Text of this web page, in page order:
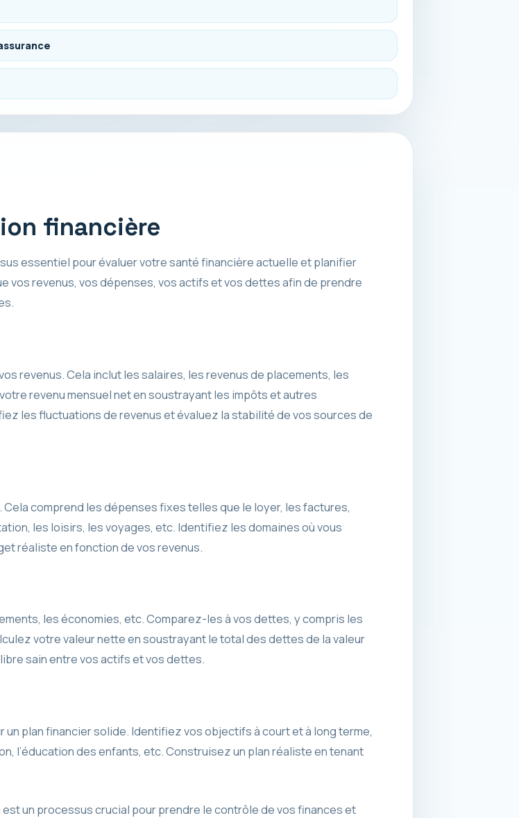
financière
essentiel pour évaluer votre santé financière actuelle et planifier
vos revenus, vos dépenses, vos actifs et vos dettes afin de prendre
revenus. Cela inclut les salaires, les revenus de placements, les
revenu mensuel net en soustrayant les impôts et autres
les fluctuations de revenus et évaluez la stabilité de vos sources de
comprend les dépenses fixes telles que le loyer, les factures,
les loisirs, les voyages, etc. Identifiez les domaines où vous
réaliste en fonction de vos revenus.
les économies, etc. Comparez-les à vos dettes, y compris les
votre valeur nette en soustrayant le total des dettes de la valeur
sain entre vos actifs et vos dettes.
plan financier solide. Identifiez vos objectifs à court et à long terme,
l’éducation des enfants, etc. Construisez un plan réaliste en tenant
un processus crucial pour prendre le contrôle de vos finances et